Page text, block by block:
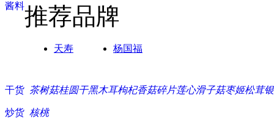
酱料推荐品牌
天寿 杨国福
干货 茶树菇桂圆干黑木耳枸杞香菇碎片莲心滑子菇枣姬松茸
炒货 核桃